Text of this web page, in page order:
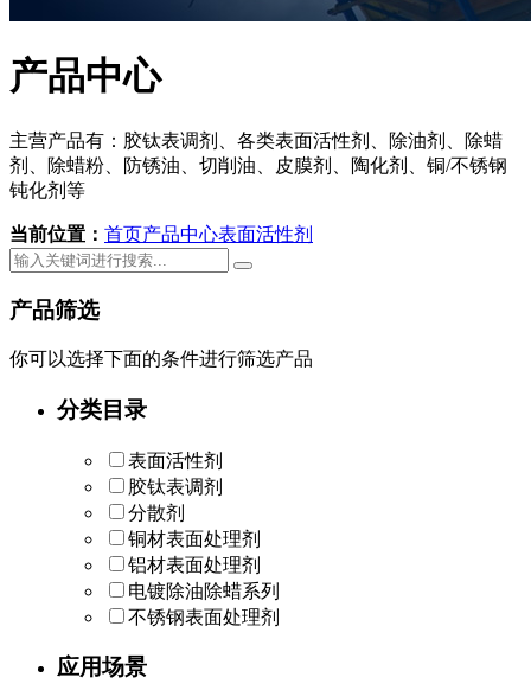
产品中心
主营产品有：胶钛表调剂、各类表面活性剂、除油剂、除蜡
剂、除蜡粉、防锈油、切削油、皮膜剂、陶化剂、铜/不锈钢
钝化剂等
当前位置： 首页产品中心表面活性剂
产品筛选
你可以选择下面的条件进行筛选产品
分类目录
表面活性剂
胶钛表调剂
分散剂
铜材表面处理剂
铝材表面处理剂
电镀除油除蜡系列
不锈钢表面处理剂
应用场景